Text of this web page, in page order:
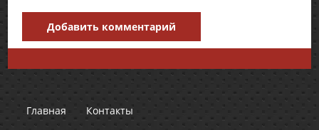
Добавить комментарий
Главная Контакты